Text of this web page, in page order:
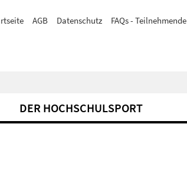
AGB Datenschutz FAQs - Teilnehmende
DER HOCHSCHULSPORT